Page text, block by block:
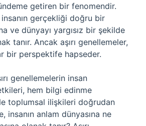
getiren bir fenomendir.
gerçekliği doğru bir
ve dünyayı yargısız bir şekilde
tanır. Ancak aşırı genellemeler,
bir perspektife hapseder.
genellemelerin insan
hem bilgi edinme
toplumsal ilişkileri doğrudan
insanın anlam dünyasına ne